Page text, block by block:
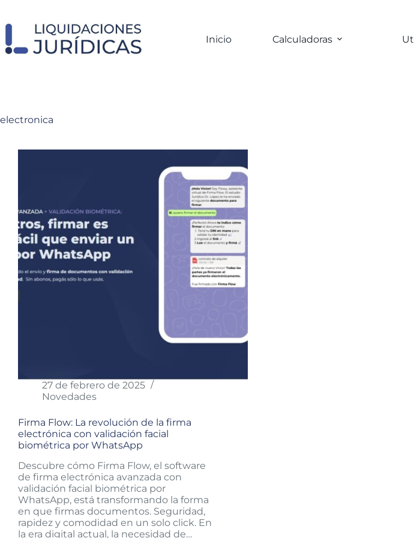
contenido
Inicio
Calculadoras
electronica
27 de febrero de 2025
Novedades
Firma Flow: La revolución de la firma
electrónica con validación facial
biométrica por WhatsApp
Descubre cómo Firma Flow, el software
de firma electrónica avanzada con
validación facial biométrica por
WhatsApp, está transformando la forma
en que firmas documentos. Seguridad,
rapidez y comodidad en un solo click. En
la era digital actual, la necesidad de…